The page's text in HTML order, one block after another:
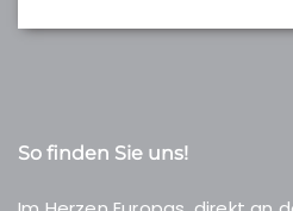
So finden Sie uns!